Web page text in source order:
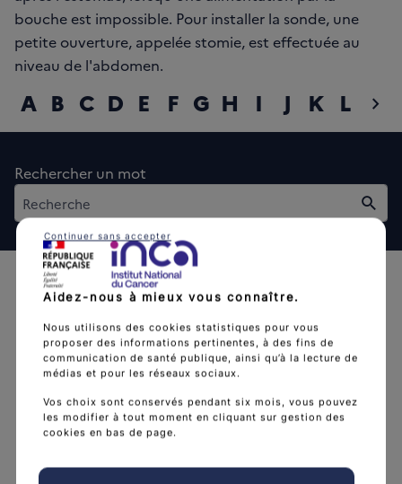
bouche est impossible. Pour installer la sonde, une
petite ouverture, appelée stomie, est effectuée au
niveau de l'abdomen.
chevron_right
A B C D E F G H I J K L M
Rechercher un mot
L'Institut national du cancer est l’agence d'expertise
sanitaire et scientifique en cancérologie de l’État.
Découvrir l’Institut arrow_forward
Aidez-nous à mieux vous connaître.
Nous utilisons des cookies statistiques pour vous
proposer des informations pertinentes, à des fins de
communication de santé publique, ainsi qu’à la lecture de
médias et pour les réseaux sociaux.
Vos choix sont conservés pendant six mois, vous pouvez
les modifier à tout moment en cliquant sur gestion des
cookies en bas de page.
Continuer sans accepter